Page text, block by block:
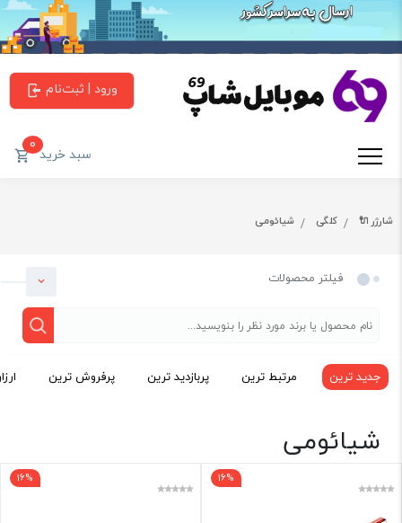
ورود | ثبت‌نام
سبد خرید0
شارژر 🔌 کلگی شیائومی
فیلتر محصولات
دسته بندی
شارژر 🔌
جدید ترین مرتبط ترین پربازدید ترین پرفروش ترین
شیائومی
16%
16%